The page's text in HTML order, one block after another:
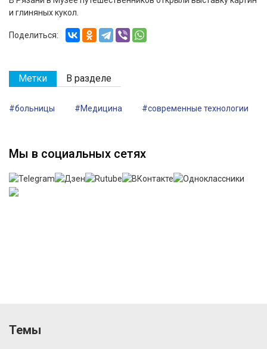
и глиняных кукол.
Поделиться:
Метки В разделе
#больницы #Медицина #современные технологии
Мы в социальных сетях
Темы